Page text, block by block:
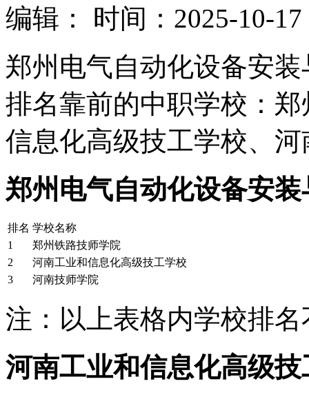
编辑：
时间：2025-10-17
郑州电气自动化设备安
排名靠前的中职学校：
信息化高级技工学校、
郑州电气自动化设备安
排名 学校名称
1
郑州铁路技师学院
2
河南工业和信息化高级技工学校
3
河南技师学院
注：以上表格内学校排
河南工业和信息化高级技